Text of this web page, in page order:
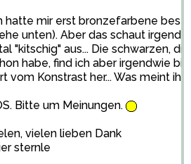
hatte mir erst bronzefarbene
unten). Aber das schaut
"kitschig" aus... Die schwarzen,
habe, find ich aber irgendwie
vom Konstrast her... Was meint ihr?
Bitte um Meinungen.
vielen lieben Dank
sternle